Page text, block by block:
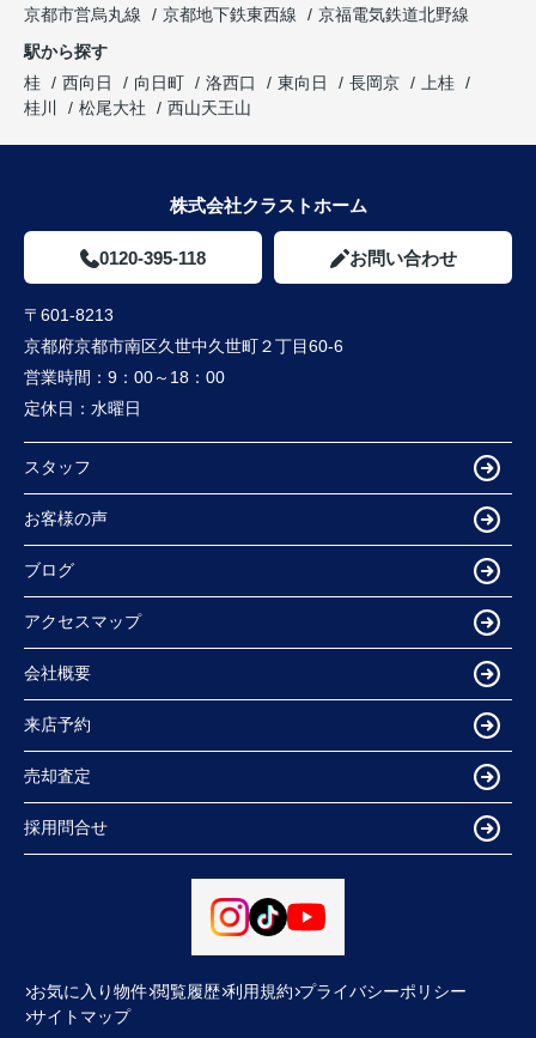
京都市営烏丸線
京都地下鉄東西線
京福電気鉄道北野線
駅から探す
桂
西向日 向日町 洛西口 東向日 長岡京
上桂
桂川
松尾大社 西山天王山
株式会社クラストホーム
0120-395-118 お問い合わせ
〒601-8213
京都府京都市南区久世中久世町２丁目60-6
営業時間： 9：00～18：00
定休日： 水曜日
スタッフ
お客様の声
ブログ
アクセスマップ
会社概要
来店予約
売却査定
採用問合せ
お気に入り物件 閲覧履歴 利用規約 プライバシーポリシー
サイトマップ